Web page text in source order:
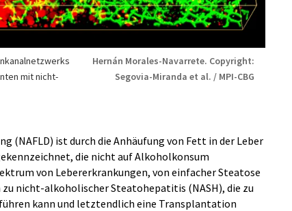
mit nicht-
Hernán Morales-Navarrete. Copyright:
Segovia-Miranda et al. / MPI-CBG
(NAFLD) ist durch die Anhäufung von Fett in der Leber
die nicht auf Alkoholkonsum
von Lebererkrankungen, von einfacher Steatose
nicht-alkoholischer Steatohepatitis (NASH), die zu
kann und letztendlich eine Transplantation